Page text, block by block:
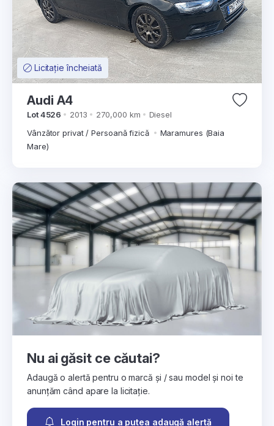
Licitație încheiată
Audi A4
Lot 4526 2013 270,000 km
Diesel
Vânzător privat / Persoană fizică
Maramures (Baia
Mare)
Nu ai găsit ce căutai?
Adaugă o alertă pentru o marcă și / sau model și noi te
anunțăm când apare la licitație.
Login pentru a putea adaugă alertă